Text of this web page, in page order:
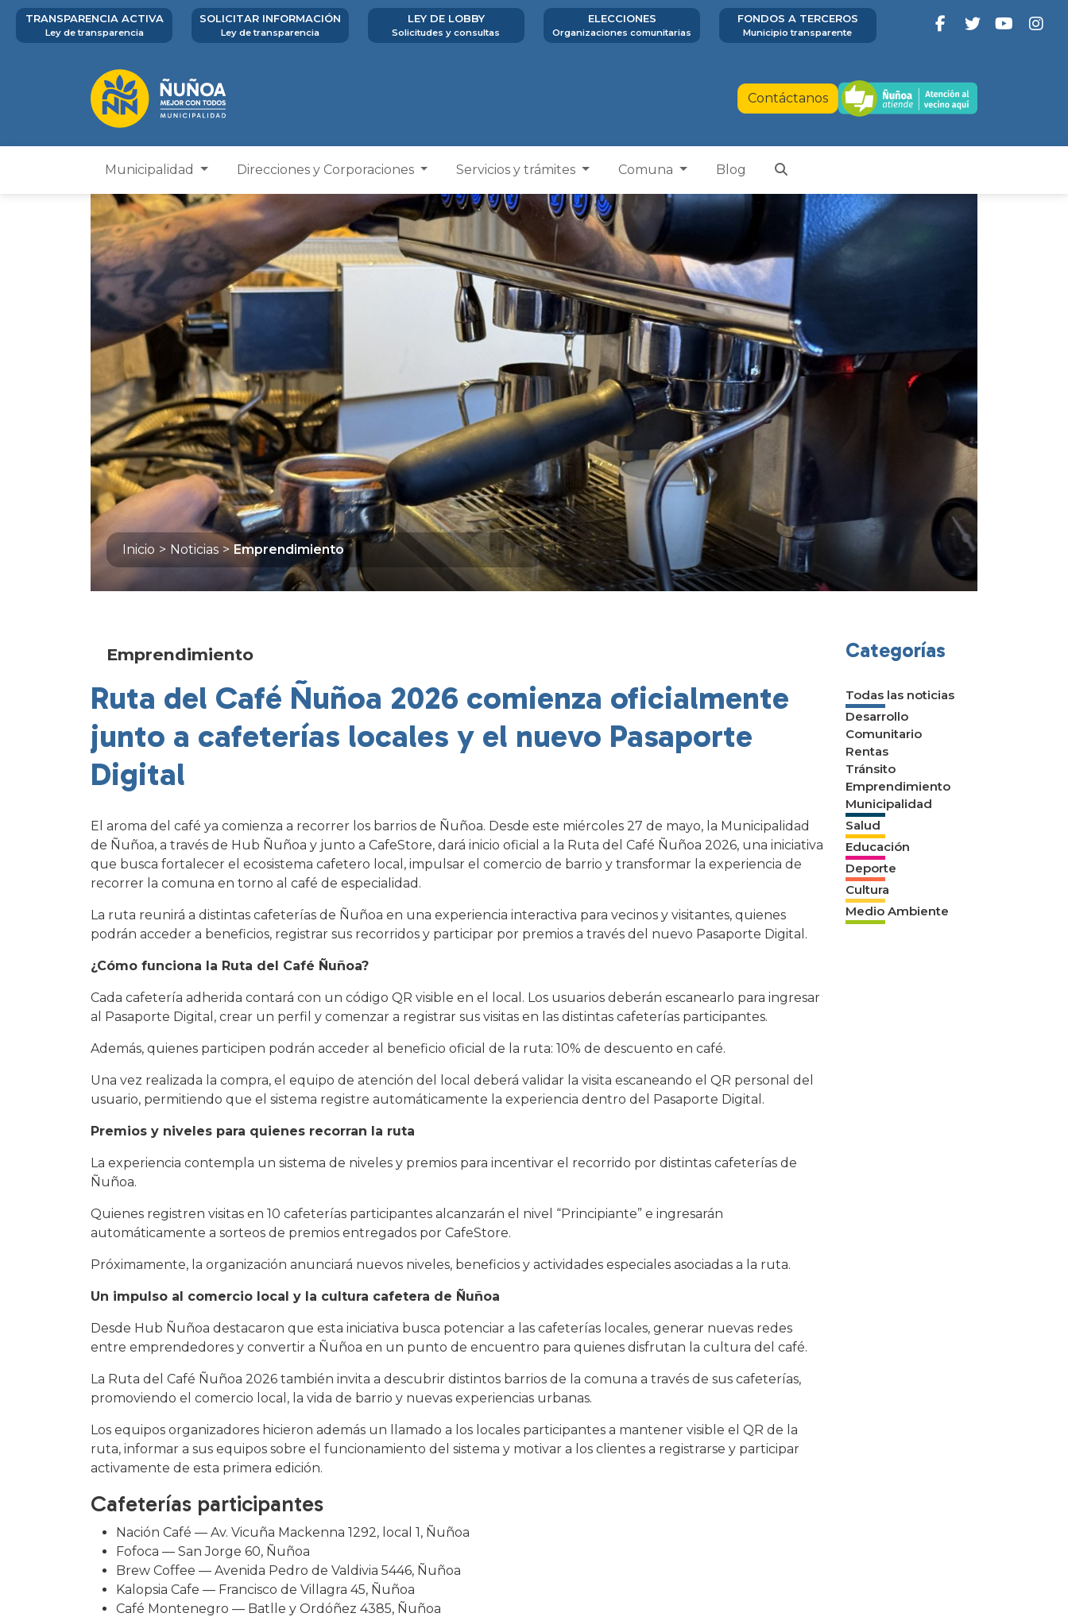
TRANSPARENCIA ACTIVA
Ley de transparencia
SOLICITAR INFORMACIÓN
Ley de transparencia
LEY DE LOBBY
Solicitudes y consultas
ELECCIONES
Organizaciones comunitarias
FONDOS A TERCEROS
Municipio transparente
Contáctanos
Municipalidad Direcciones y Corporaciones Servicios y trámites Comuna Blog
Inicio > Noticias > Emprendimiento
Emprendimiento
Ruta del Café Ñuñoa 2026 comienza oficialmente
junto a cafeterías locales y el nuevo Pasaporte
Digital
El aroma del café ya comienza a recorrer los barrios de Ñuñoa. Desde este miércoles 27 de mayo, la Municipalidad
de Ñuñoa, a través de Hub Ñuñoa y junto a CafeStore, dará inicio oficial a la Ruta del Café Ñuñoa 2026, una iniciativa
que busca fortalecer el ecosistema cafetero local, impulsar el comercio de barrio y transformar la experiencia de
recorrer la comuna en torno al café de especialidad.
La ruta reunirá a distintas cafeterías de Ñuñoa en una experiencia interactiva para vecinos y visitantes, quienes
podrán acceder a beneficios, registrar sus recorridos y participar por premios a través del nuevo Pasaporte Digital.
¿Cómo funciona la Ruta del Café Ñuñoa?
Cada cafetería adherida contará con un código QR visible en el local. Los usuarios deberán escanearlo para ingresar
al Pasaporte Digital, crear un perfil y comenzar a registrar sus visitas en las distintas cafeterías participantes.
Además, quienes participen podrán acceder al beneficio oficial de la ruta: 10% de descuento en café.
Una vez realizada la compra, el equipo de atención del local deberá validar la visita escaneando el QR personal del
usuario, permitiendo que el sistema registre automáticamente la experiencia dentro del Pasaporte Digital.
Premios y niveles para quienes recorran la ruta
La experiencia contempla un sistema de niveles y premios para incentivar el recorrido por distintas cafeterías de
Ñuñoa.
Quienes registren visitas en 10 cafeterías participantes alcanzarán el nivel “Principiante” e ingresarán
automáticamente a sorteos de premios entregados por CafeStore.
Próximamente, la organización anunciará nuevos niveles, beneficios y actividades especiales asociadas a la ruta.
Un impulso al comercio local y la cultura cafetera de Ñuñoa
Desde Hub Ñuñoa destacaron que esta iniciativa busca potenciar a las cafeterías locales, generar nuevas redes
entre emprendedores y convertir a Ñuñoa en un punto de encuentro para quienes disfrutan la cultura del café.
La Ruta del Café Ñuñoa 2026 también invita a descubrir distintos barrios de la comuna a través de sus cafeterías,
promoviendo el comercio local, la vida de barrio y nuevas experiencias urbanas.
Los equipos organizadores hicieron además un llamado a los locales participantes a mantener visible el QR de la
ruta, informar a sus equipos sobre el funcionamiento del sistema y motivar a los clientes a registrarse y participar
activamente de esta primera edición.
Cafeterías participantes
Nación Café — Av. Vicuña Mackenna 1292, local 1, Ñuñoa
Fofoca — San Jorge 60, Ñuñoa
Brew Coffee — Avenida Pedro de Valdivia 5446, Ñuñoa
Kalopsia Cafe — Francisco de Villagra 45, Ñuñoa
Café Montenegro — Batlle y Ordóñez 4385, Ñuñoa
Categorías
Todas las noticias
Desarrollo
Comunitario
Rentas
Tránsito
Emprendimiento
Municipalidad
Salud
Educación
Deporte
Cultura
Medio Ambiente